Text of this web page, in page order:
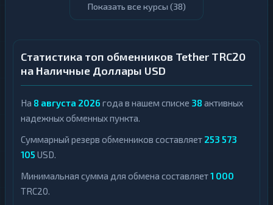
Показать все курсы (38)
Статистика топ обменников Tether TRC20
на Наличные Доллары USD
На 8 августа 2026 года в нашем списке 38 активных
надежных обменных пункта.
Суммарный резерв обменников составляет 253 573
105 USD.
Минимальная сумма для обмена составляет1 000
TRC20.